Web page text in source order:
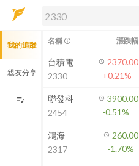
解鎖即時行情及進階功能
方案」，即可解鎖以下功能：
即時行情
即時市況與排行
成交金額熱力圖
前往方案訂閱
如何綁定合作券商
我的追蹤
親友分享
edit_note
名稱 info_outline 漲跌幅
台積電
2330
2370.00
+0.21%
聯發科
2454
3900.00
-0.51%
鴻海
2317
260.00
-1.70%